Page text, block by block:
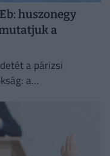
huszonegy
a
a párizsi
a